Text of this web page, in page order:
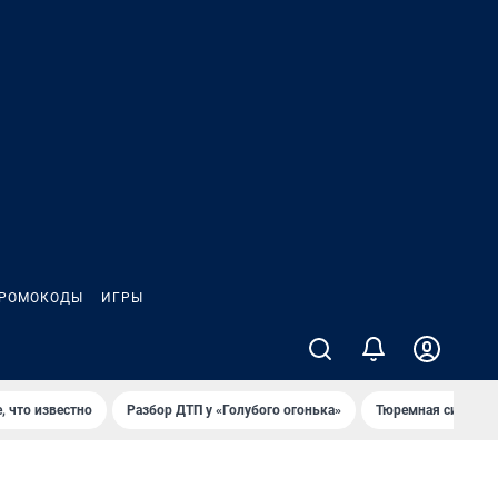
ИГРЫ
что известно Разбор ДТП у «Голубого огонька» Тюремная